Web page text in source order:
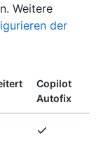
Weitere
der
Copilot
Autofix